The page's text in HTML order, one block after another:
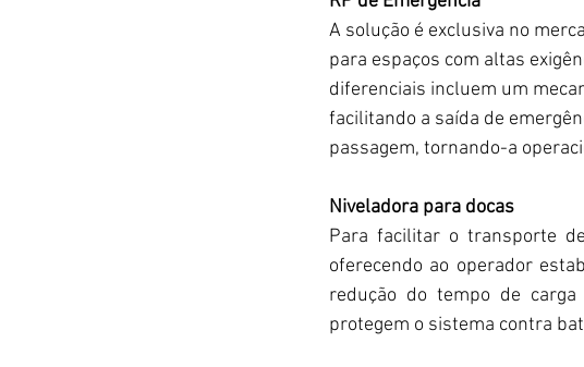
A solução é exclusiva no
para espaços com altas
diferenciais incluem um
facilitando a saída de
passagem, tornando-a
Niveladora para docas
Para facilitar o transporte
oferecendo ao operador
redução do tempo de
protegem o sistema contra